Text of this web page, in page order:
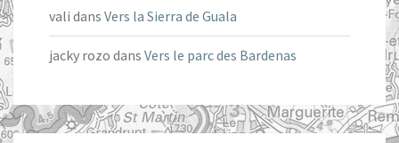
vali dans Vers la Sierra de Guala
jacky rozo dans Vers le parc des Bardenas